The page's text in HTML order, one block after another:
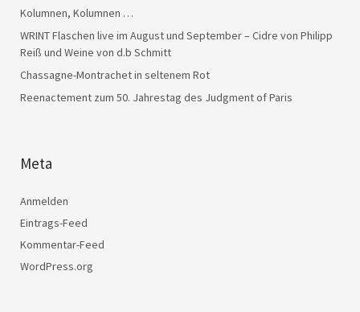
Kolumnen, Kolumnen …
WRINT Flaschen live im August und September – Cidre von Philipp
Reiß und Weine von d.b Schmitt
Chassagne-Montrachet in seltenem Rot
Reenactement zum 50. Jahrestag des Judgment of Paris
Meta
Anmelden
Eintrags-Feed
Kommentar-Feed
WordPress.org